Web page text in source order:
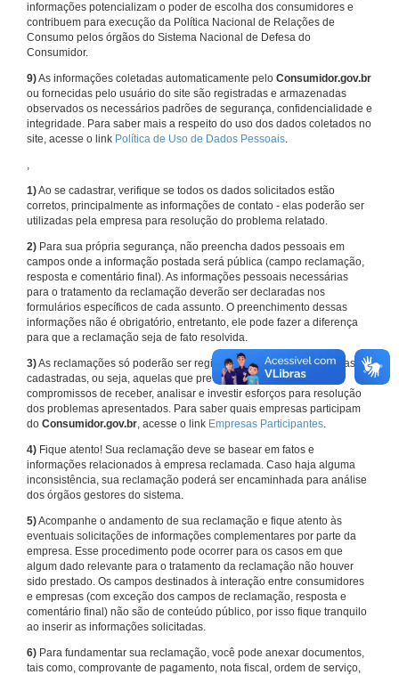
informações potencializam o poder de escolha dos consumidores e
contribuem para execução da Política Nacional de Relações de
Consumo pelos órgãos do Sistema Nacional de Defesa do
Consumidor.
9)As informações coletadas automaticamente pelo Consumidor.gov.br
ou fornecidas pelo usuário do site são registradas e armazenadas
observados os necessários padrões de segurança, confidencialidade e
integridade. Para saber mais a respeito do uso dos dados coletados no
site, acesse o link Política de Uso de Dados Pessoais.
,
1)Ao se cadastrar, verifique se todos os dados solicitados estão
corretos, principalmente as informações de contato - elas poderão ser
utilizadas pela empresa para resolução do problema relatado.
2) Para sua própria segurança, não preencha dados pessoais em
campos onde a informação postada será pública (campo reclamação,
resposta e comentário final). As informações pessoais necessárias
para o tratamento da reclamação deverão ser declaradas nos
formulários específicos de cada assunto. O preenchimento dessas
informações não é obrigatório, entretanto, ele pode fazer a diferença
para que a reclamação seja de fato resolvida.
3)As reclamações só poderão ser registradas em face de empresas
cadastradas, ou seja, aquelas que previamente assumiram
compromissos de receber, analisar e investir esforços para resolução
dos problemas apresentados. Para saber quais empresas participam
do Consumidor.gov.br, acesse o link Empresas Participantes.
4) Fique atento! Sua reclamação deve se basear em fatos e
informações relacionados à empresa reclamada. Caso haja alguma
inconsistência, sua reclamação poderá ser encaminhada para análise
dos órgãos gestores do sistema.
5)Acompanhe o andamento de sua reclamação e fique atento às
eventuais solicitações de informações complementares por parte da
empresa. Esse procedimento pode ocorrer para os casos em que
algum dado relevante para o tratamento da reclamação não houver
sido prestado. Os campos destinados à interação entre consumidores
e empresas (com exceção dos campos de reclamação, resposta e
comentário final) não são de conteúdo público, por isso fique tranquilo
ao inserir as informações solicitadas.
6) Para fundamentar sua reclamação, você pode anexar documentos,
tais como, comprovante de pagamento, nota fiscal, ordem de serviço,